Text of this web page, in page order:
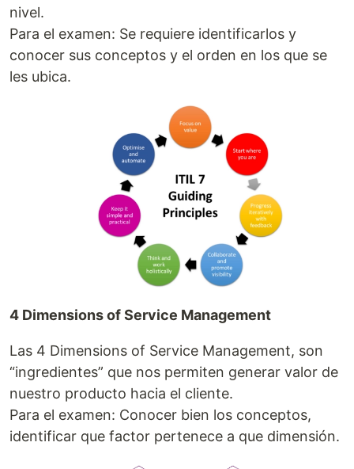
nivel.
Para el examen: Se requiere identificarlos y
conocer sus conceptos y el orden en los que se
les ubica.
4 Dimensions of Service Management
Las 4 Dimensions of Service Management, son
“ingredientes” que nos permiten generar valor de
nuestro producto hacia el cliente.
Para el examen: Conocer bien los conceptos,
identificar que factor pertenece a que dimensión.